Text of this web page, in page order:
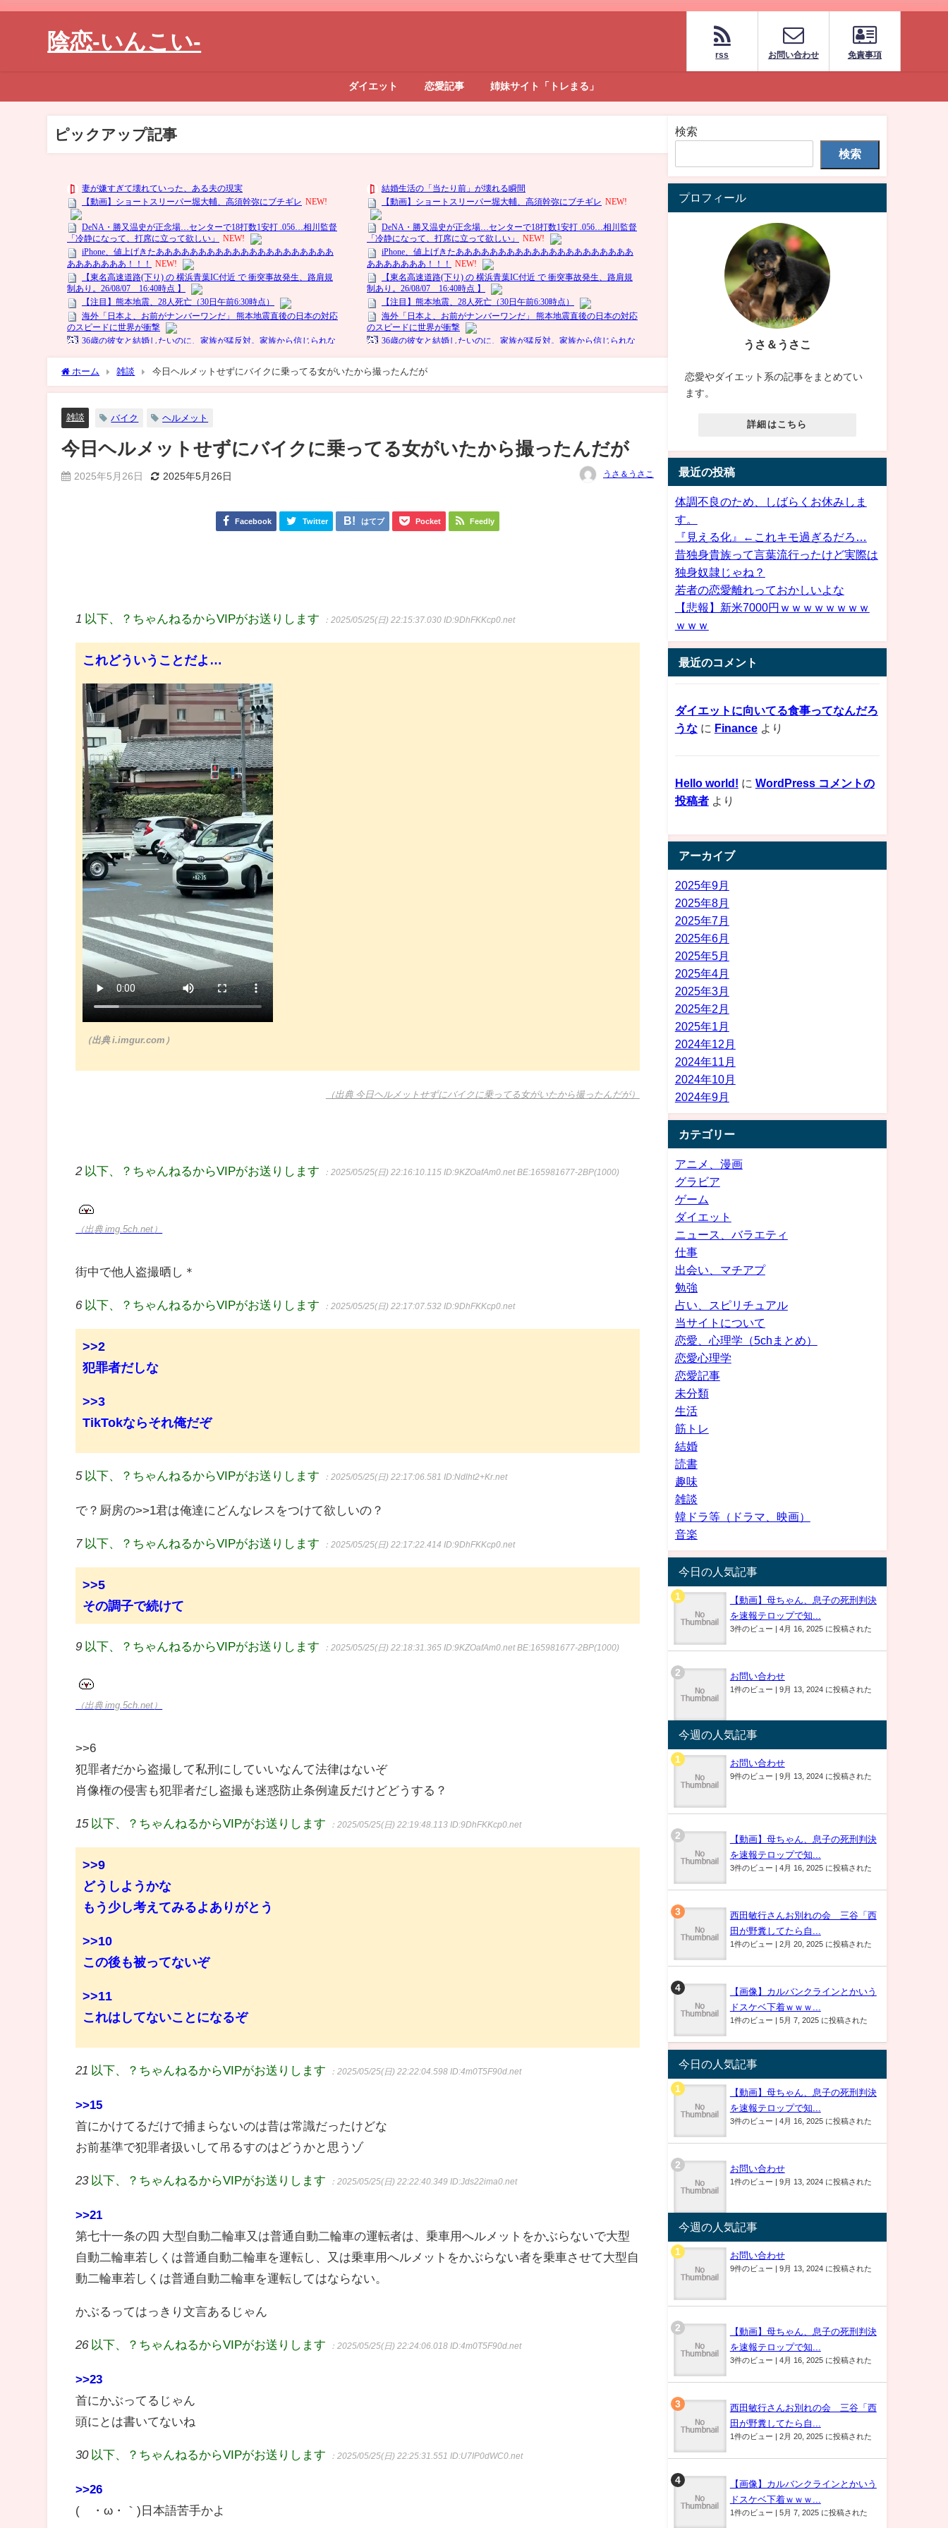
陰恋-いんこい-
rss お問い合わせ 免責事項
ダイエット 恋愛記事 姉妹サイト「トレまる」
ピックアップ記事
ホーム 雑談 今日ヘルメットせずにバイクに乗ってる女がいたから撮ったんだが
雑談 バイク ヘルメット
今日ヘルメットせずにバイクに乗ってる女がいたから撮ったんだが
2025年5月26日 2025年5月26日 うさ＆うさこ
Facebook Twitter はてブ Pocket Feedly
1 以下、？ちゃんねるからVIPがお送りします ：2025/05/25(日) 22:15:37.030ID:9DhFKKcp0.net
これどういうことだよ…
（出典 i.imgur.com）
（出典 今日ヘルメットせずにバイクに乗ってる女がいたから撮ったんだが）
2 以下、？ちゃんねるからVIPがお送りします ：2025/05/25(日) 22:16:10.115ID:9KZOafAm0.net BE:165981677-2BP(1000)
（出典 img.5ch.net）
街中で他人盗撮晒し＊
6 以下、？ちゃんねるからVIPがお送りします ：2025/05/25(日) 22:17:07.532ID:9DhFKKcp0.net
>>2
犯罪者だしな
>>3
TikTokならそれ俺だぞ
5 以下、？ちゃんねるからVIPがお送りします ：2025/05/25(日) 22:17:06.581ID:Ndlht2+Kr.net
で？厨房の>>1君は俺達にどんなレスをつけて欲しいの？
7 以下、？ちゃんねるからVIPがお送りします ：2025/05/25(日) 22:17:22.414ID:9DhFKKcp0.net
>>5
その調子で続けて
9 以下、？ちゃんねるからVIPがお送りします ：2025/05/25(日) 22:18:31.365ID:9KZOafAm0.net BE:165981677-2BP(1000)
（出典 img.5ch.net）
>>6
犯罪者だから盗撮して私刑にしていいなんて法律はないぞ
肖像権の侵害も犯罪者だし盗撮も迷惑防止条例違反だけどどうする？
15 以下、？ちゃんねるからVIPがお送りします ：2025/05/25(日) 22:19:48.113ID:9DhFKKcp0.net
>>9
どうしようかな
もう少し考えてみるよありがとう
>>10
この後も被ってないぞ
>>11
これはしてないことになるぞ
21 以下、？ちゃんねるからVIPがお送りします ：2025/05/25(日) 22:22:04.598ID:4m0T5F90d.net
>>15
首にかけてるだけで捕まらないのは昔は常識だったけどな
お前基準で犯罪者扱いして吊るすのはどうかと思うゾ
23 以下、？ちゃんねるからVIPがお送りします ：2025/05/25(日) 22:22:40.349ID:Jds22ima0.net
>>21
第七十一条の四 大型自動二輪車又は普通自動二輪車の運転者は、乗車用へルメットをかぶらないで大型
自動二輪車若しくは普通自動二輪車を運転し、又は乗車用へルメットをかぶらない者を乗車させて大型自
動二輪車若しくは普通自動二輪車を運転してはならない。
かぶるってはっきり文言あるじゃん
26 以下、？ちゃんねるからVIPがお送りします ：2025/05/25(日) 22:24:06.018ID:4m0T5F90d.net
>>23
首にかぶってるじゃん
頭にとは書いてないね
30 以下、？ちゃんねるからVIPがお送りします ：2025/05/25(日) 22:25:31.551ID:U7IP0dWC0.net
>>26
(´・ω・｀)日本語苦手かよ
検索
検索
プロフィール
うさ＆うさこ
恋愛やダイエット系の記事をまとめてい
ます。
詳細はこちら
最近の投稿
体調不良のため、しばらくお休みしま
す。
『見える化』←これキモ過ぎるだろ…
昔独身貴族って言葉流行ったけど実際は
独身奴隷じゃね？
若者の恋愛離れっておかしいよな
【悲報】新米7000円ｗｗｗｗｗｗｗｗ
ｗｗｗ
最近のコメント
ダイエットに向いてる食事ってなんだろ
うなに Financeより
Hello world! に WordPress コメントの
投稿者より
アーカイブ
2025年9月
2025年8月
2025年7月
2025年6月
2025年5月
2025年4月
2025年3月
2025年2月
2025年1月
2024年12月
2024年11月
2024年10月
2024年9月
カテゴリー
アニメ、漫画
グラビア
ゲーム
ダイエット
ニュース、バラエティ
仕事
出会い、マチアプ
勉強
占い、スピリチュアル
当サイトについて
恋愛、心理学（5chまとめ）
恋愛心理学
恋愛記事
未分類
生活
筋トレ
結婚
読書
趣味
雑談
韓ドラ等（ドラマ、映画）
音楽
今日の人気記事
【動画】母ちゃん、息子の死刑判決
を速報テロップで知...
3件のビュー | 4月 16, 2025 に投稿された
お問い合わせ
1件のビュー | 9月 13, 2024 に投稿された
今週の人気記事
お問い合わせ
9件のビュー | 9月 13, 2024 に投稿された
【動画】母ちゃん、息子の死刑判決
を速報テロップで知...
3件のビュー | 4月 16, 2025 に投稿された
西田敏行さんお別れの会 三谷「西
田が野糞してたら自...
1件のビュー | 2月 20, 2025 に投稿された
【画像】カルバンクラインとかいう
ドスケベ下着ｗｗｗ...
1件のビュー | 5月 7, 2025 に投稿された
今日の人気記事
【動画】母ちゃん、息子の死刑判決
を速報テロップで知...
3件のビュー | 4月 16, 2025 に投稿された
お問い合わせ
1件のビュー | 9月 13, 2024 に投稿された
今週の人気記事
お問い合わせ
9件のビュー | 9月 13, 2024 に投稿された
【動画】母ちゃん、息子の死刑判決
を速報テロップで知...
3件のビュー | 4月 16, 2025 に投稿された
西田敏行さんお別れの会 三谷「西
田が野糞してたら自...
1件のビュー | 2月 20, 2025 に投稿された
【画像】カルバンクラインとかいう
ドスケベ下着ｗｗｗ...
1件のビュー | 5月 7, 2025 に投稿された